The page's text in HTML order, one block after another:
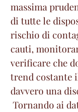
massima
di tutte le
rischio di
cauti,
verificare che
trend costante
davvero una
Tornando ai